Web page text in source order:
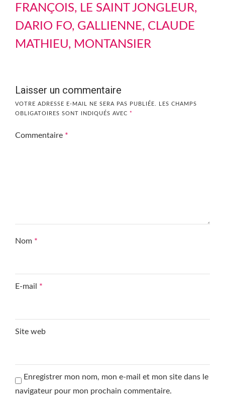
FRANÇOIS, LE SAINT JONGLEUR,
DARIO FO, GALLIENNE, CLAUDE
MATHIEU, MONTANSIER
Laisser un commentaire
VOTRE ADRESSE E-MAIL NE SERA PAS PUBLIÉE.
LES CHAMPS
OBLIGATOIRES SONT INDIQUÉS AVEC *
Commentaire *
Nom *
E-mail *
Site web
Enregistrer mon nom, mon e-mail et mon site dans le
navigateur pour mon prochain commentaire.